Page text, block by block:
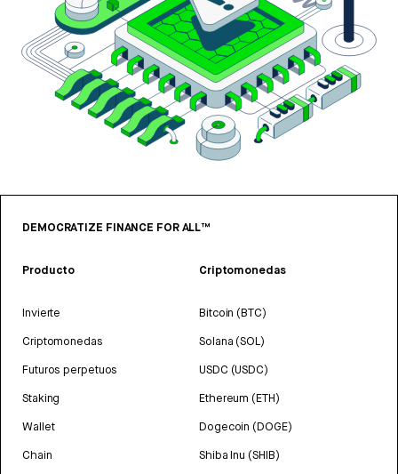
DEMOCRATIZE FINANCE FOR ALL™
Producto
Invierte
Criptomonedas
Futuros perpetuos
Staking
Wallet
Chain
Criptomonedas
Bitcoin (BTC)
Solana (SOL)
USDC (USDC)
Ethereum (ETH)
Dogecoin (DOGE)
Shiba Inu (SHIB)